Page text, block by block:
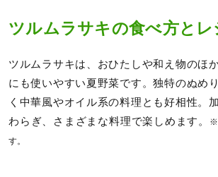
ツルムラサキの食べ方とレ
ツルムラサキは、おひたしや和え物のほ
にも使いやすい夏野菜です。独特のぬめ
く中華風やオイル系の料理とも好相性。
わらぎ、さまざまな料理で楽しめます。
※
す。